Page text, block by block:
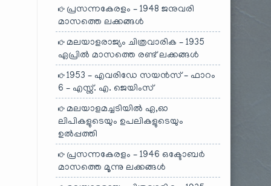
പ്രസന്നകേരളം – 1948 ജനുവരി
മാസത്തെ ലക്കങ്ങൾ
മലയാളരാജ്യം ചിത്രവാരിക – 1935
ഏപ്രിൽ മാസത്തെ രണ്ട് ലക്കങ്ങൾ
1953 – എവരിഡേ സയൻസ് – ഫാറം
6 – എസ്സ്. എ. ജെയിംസ്
മലയാളമച്ചടിയിൽ ഏ,ഓ
ലിപികളുടെയും ഉപലികളുടെയും
ഉൽപ്പത്തി
പ്രസന്നകേരളം – 1946 ഒക്ടോബർ
മാസത്തെ മൂന്നു ലക്കങ്ങൾ